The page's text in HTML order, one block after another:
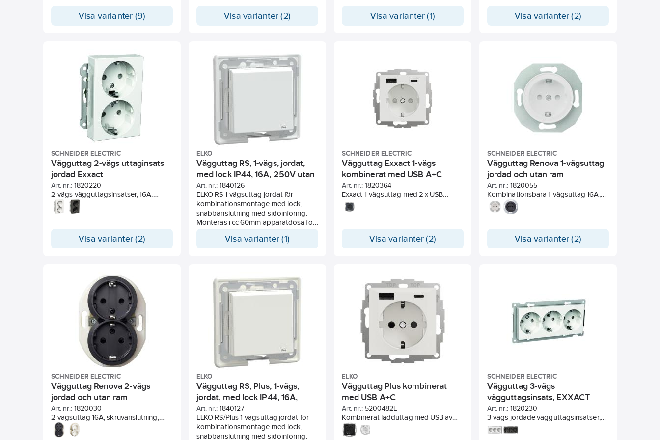
Visa varianter (9)
Terminalerna är för max två stela
vägguttag med plintar för varje
kontakt på uttaget för max fyra stela
ledningar. Inga X-terminaler.
Beröringsskyddad uttagsinsats utan
täcklock. Biocirkulär plast används i
centrumplattan.
Visa varianter (2) Visa varianter (1) Visa varianter (2)
SCHNEIDER ELECTRIC
Vägguttag 2-vägs uttaginsats
jordad Exxact
Art. nr.: 1820220
2-vägs vägguttagsinsatser, 16A.
Snabbanslutning. För infälld
montering i apparatdosa c/c 60 mm.
med valfri Exxact ram.
Visa varianter (2)
ELKO
Vägguttag RS, 1-vägs, jordat,
med lock IP44, 16A, 250V utan
ram
Art. nr.: 1840126
ELKO RS 1-vägsuttag jordat för
kombinationsmontage med lock,
snabbanslutning med sidoinföring.
Monteras i cc 60mm apparatdosa för
dosa för utanpåliggande montering,
RS ram. Driftspänningen är 250VAC
vid 50/60 Hz driftsströmmen är 16A.
Skyddsklass IP21 med IK06
slaghållfasthet. Måtten på produkten
är (B) 71 mm x (H) 71 mm x (D) 42 mm.
produkten är Renvit (RAL 9003) med
blank ytfinish.
Visa varianter (1)
SCHNEIDER ELECTRIC
Vägguttag Exxact 1-vägs
kombinerat med USB A+C
Art. nr.: 1820364
Exxact 1-vägsuttag med 2 x USB
laddning 3A Typ A + C, jordat,
snabbanslutning, inkl klor, petskyddat
används dosa 35mm. Kompletteras
Visa varianter (2)
SCHNEIDER ELECTRIC
Vägguttag Renova 1-vägsuttag
jordad och utan ram
Art. nr.: 1820055
Kombinationsbara 1-vägsuttag 16A,
med petskydd. För infällt IP20-
montage i apparatdosa c/c 60 mm
Kompletteras med valfri Renova-ram.
Visa varianter (2)
SCHNEIDER ELECTRIC
Vägguttag Renova 2-vägs
jordad och utan ram
Art. nr.: 1820030
2-vägsuttag 16A, skruvanslutning,
petskyddat. För infällt IP20-montage i
apparatdosa c/c 60 mm eller
ELKO
Vägguttag RS, Plus, 1-vägs,
jordat, med lock IP44, 16A,
250V utan ram
Art. nr.: 1840127
ELKO RS/Plus 1-vägsuttag jordat för
kombinationsmontage med lock,
snabbanslutning med sidoinföring.
ELKO
Vägguttag Plus kombinerat
med USB A+C
Art. nr.: 5200482E
Kombinerat ladduttag med USB av
både typ A och typ C och 1 st Schuko
uttag. Produkt passar i jordade
SCHNEIDER ELECTRIC
Vägguttag 3-vägs
vägguttagsinsats, EXXACT
Art. nr.: 1820230
3-vägs jordade vägguttagsinsatser,
16A. Skruvanslutning. För infälld
montering i dubbeldosa c/c 60 mm.